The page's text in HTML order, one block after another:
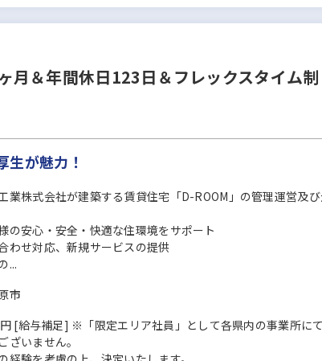
＆年間休日123日＆フレックスタイム制
⽣が魅力！
業株式会社が建築する賃貸住宅「D-ROOM」の管理運営及び
の安心・安全・快適な住環境をサポート
わせ対応、新規サービスの提供
...
市
[給与補足] ※「限定エリア社員」として各県内の事業所に
ざいません。